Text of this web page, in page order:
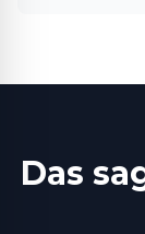
Das